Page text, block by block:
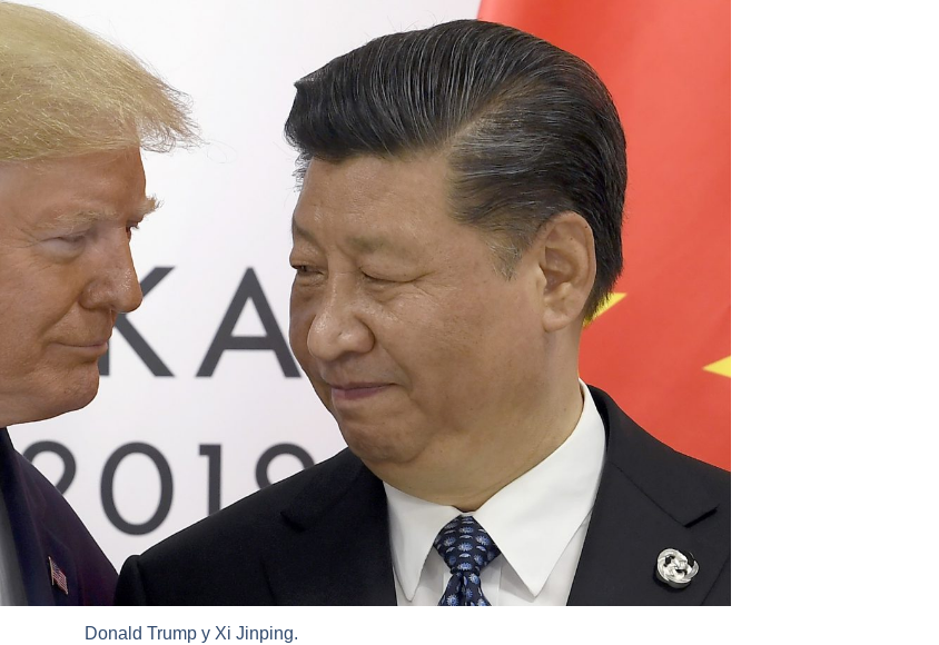
Donald Trump y Xi Jinping.